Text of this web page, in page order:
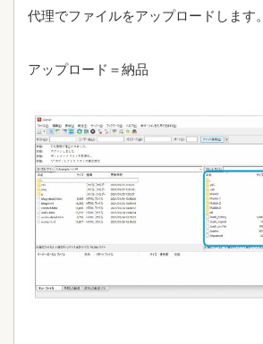
代理でファイルをアップロードします。
アップロード＝納品